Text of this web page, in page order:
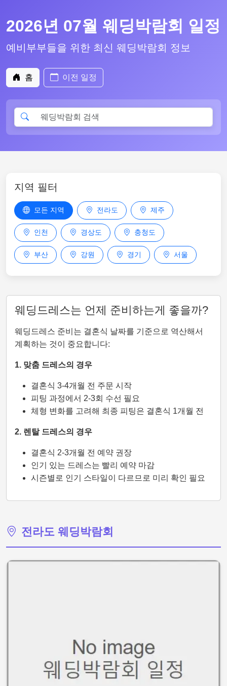
2026년 07월 웨딩박람회 일정
예비부부들을 위한 최신 웨딩박람회 정보
홈 이전 일정
지역 필터
모든 지역 전라도 제주
인천 경상도 충청도
부산 강원 경기 서울
웨딩드레스는 언제 준비하는게 좋을까?
웨딩드레스 준비는 결혼식 날짜를 기준으로 역산해서
계획하는 것이 중요합니다:
1. 맞춤 드레스의 경우
결혼식 3-4개월 전 주문 시작
피팅 과정에서 2-3회 수선 필요
체형 변화를 고려해 최종 피팅은 결혼식 1개월 전
2. 렌탈 드레스의 경우
결혼식 2-3개월 전 예약 권장
인기 있는 드레스는 빨리 예약 마감
시즌별로 인기 스타일이 다르므로 미리 확인 필요
전라도 웨딩박람회